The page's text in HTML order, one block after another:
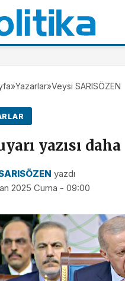
»Yazarlar»Veysi SARISÖZEN
yazısı daha
yazdı
2025 Cuma - 09:00